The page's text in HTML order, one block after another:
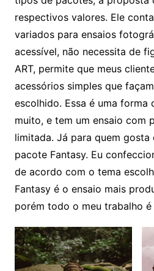
respectivos valores. Ele
variados para ensaios
acessível, não necessita de
ART, permite que meus
acessórios simples que
escolhido. Essa é uma forma
muito, e tem um ensaio com
limitada. Já para quem gosta
pacote Fantasy. Eu
de acordo com o tema
Fantasy é o ensaio mais
porém todo o meu trabalho é